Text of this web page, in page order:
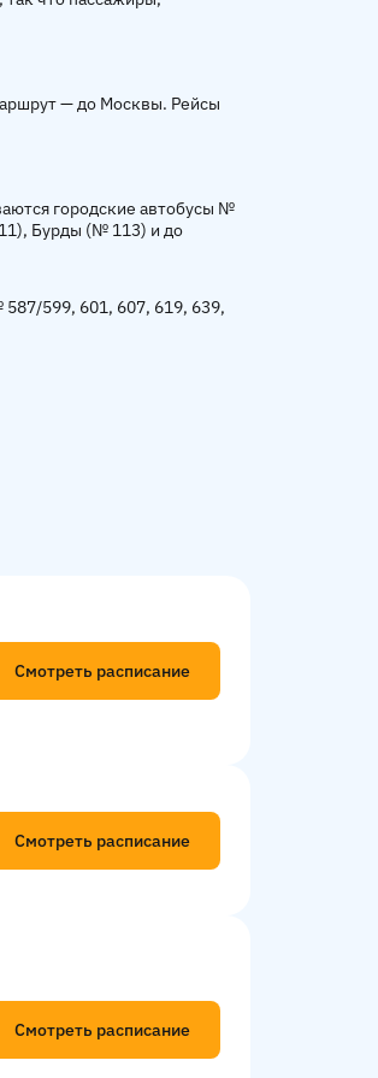
— до Москвы. Рейсы
городские автобусы №
Бурды (№ 113) и до
599, 601, 607, 619, 639,
Смотреть расписание
Смотреть расписание
Смотреть расписание